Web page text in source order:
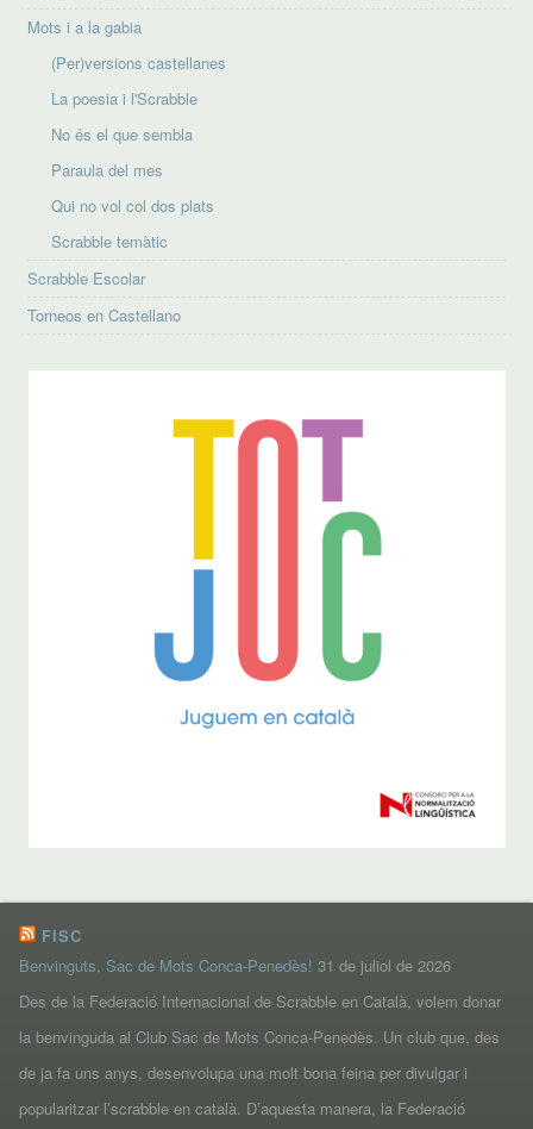
Mots i a la gabia
(Per)versions castellanes
La poesia i l'Scrabble
No és el que sembla
Paraula del mes
Qui no vol col dos plats
Scrabble temàtic
Scrabble Escolar
Torneos en Castellano
FISC
Benvinguts, Sac de Mots Conca-Penedès! 31 de juliol de 2026
Des de la Federació Internacional de Scrabble en Català, volem donar
la benvinguda al Club Sac de Mots Conca-Penedès. Un club que, des
de ja fa uns anys, desenvolupa una molt bona feina per divulgar i
popularitzar l’scrabble en català. D’aquesta manera, la Federació